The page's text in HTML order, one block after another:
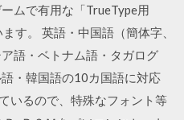
ムで有用な「TrueType用
す。 英語・中国語（簡体字、
語・ベトナム語・タガログ
・韓国語の10カ国語に対応
いるので、特殊なフォント等